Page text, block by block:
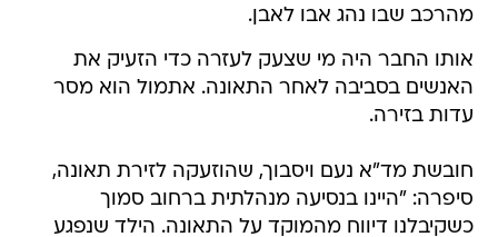
מהרכב שבו נהג אבו לאבן.
אותו החבר היה מי שצעק לעזרה כדי הזעיק את
האנשים בסביבה לאחר התאונה. אתמול הוא מסר
עדות בזירה.
חובשת מד"א נעם ויסבוך, שהוזעקה לזירת תאונה,
סיפרה: "היינו בנסיעה מנהלתית ברחוב סמוך
כשקיבלנו דיווח מהמוקד על התאונה. הילד שנפגע